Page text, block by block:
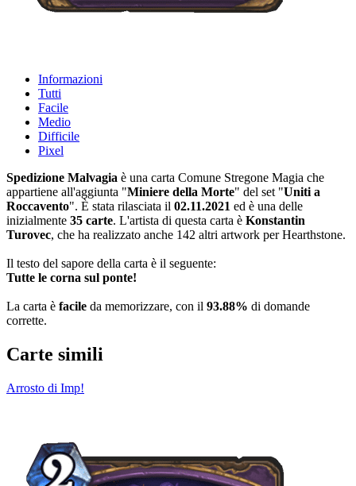
Informazioni
Tutti
Facile
Medio
Difficile
Pixel
Spedizione Malvagia è una carta Comune Stregone Magia che
appartiene all'aggiunta "Miniere della Morte" del set "Uniti a
Roccavento". È stata rilasciata il 02.11.2021 ed è una delle
inizialmente 35 carte. L'artista di questa carta è Konstantin
Turovec, che ha realizzato anche 142 altri artwork per Hearthstone.
Il testo del sapore della carta è il seguente:
Tutte le corna sul ponte!
La carta è facile da memorizzare, con il 93.88% di domande
corrette.
Carte simili
Arrosto di Imp!